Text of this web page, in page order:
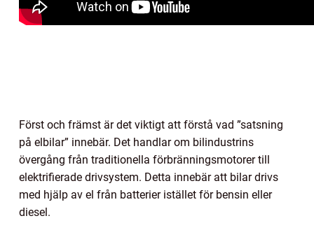
Först och främst är det viktigt att förstå vad ”satsning
på elbilar” innebär. Det handlar om bilindustrins
övergång från traditionella förbränningsmotorer till
elektrifierade drivsystem. Detta innebär att bilar drivs
med hjälp av el från batterier istället för bensin eller
diesel.